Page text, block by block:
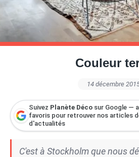
Maison Et Appartement Vintage
On
Petite Surface
Piscine Question
Revue De Week End
Tiny House
Couleur
14 décembre
Suivez Planète Déco sur Google —
favoris pour retrouver nos articles
d'actualités
C'est à Stockholm que nous